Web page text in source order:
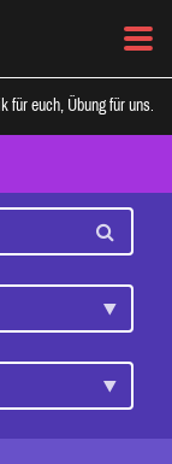
für euch, Übung für uns.